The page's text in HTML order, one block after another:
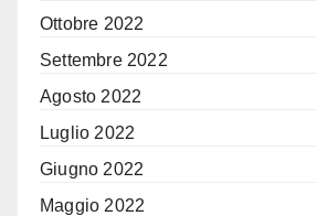
Ottobre 2022
Settembre 2022
Agosto 2022
Luglio 2022
Giugno 2022
Maggio 2022